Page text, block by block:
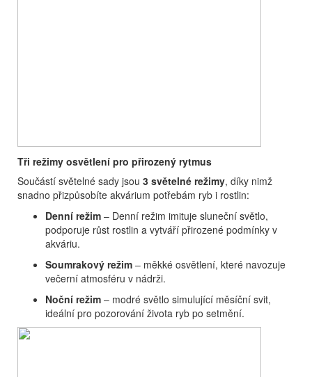
Tři režimy osvětlení pro přirozený rytmus
Součástí světelné sady jsou 3 světelné režimy, díky nimž
snadno přizpůsobíte akvárium potřebám ryb i rostlin:
Denní režim – Denní režim imituje sluneční světlo,
podporuje růst rostlin a vytváří přirozené podmínky v
akváriu.
Soumrakový režim – měkké osvětlení, které navozuje
večerní atmosféru v nádrži.
Noční režim – modré světlo simulující měsíční svit,
ideální pro pozorování života ryb po setmění.